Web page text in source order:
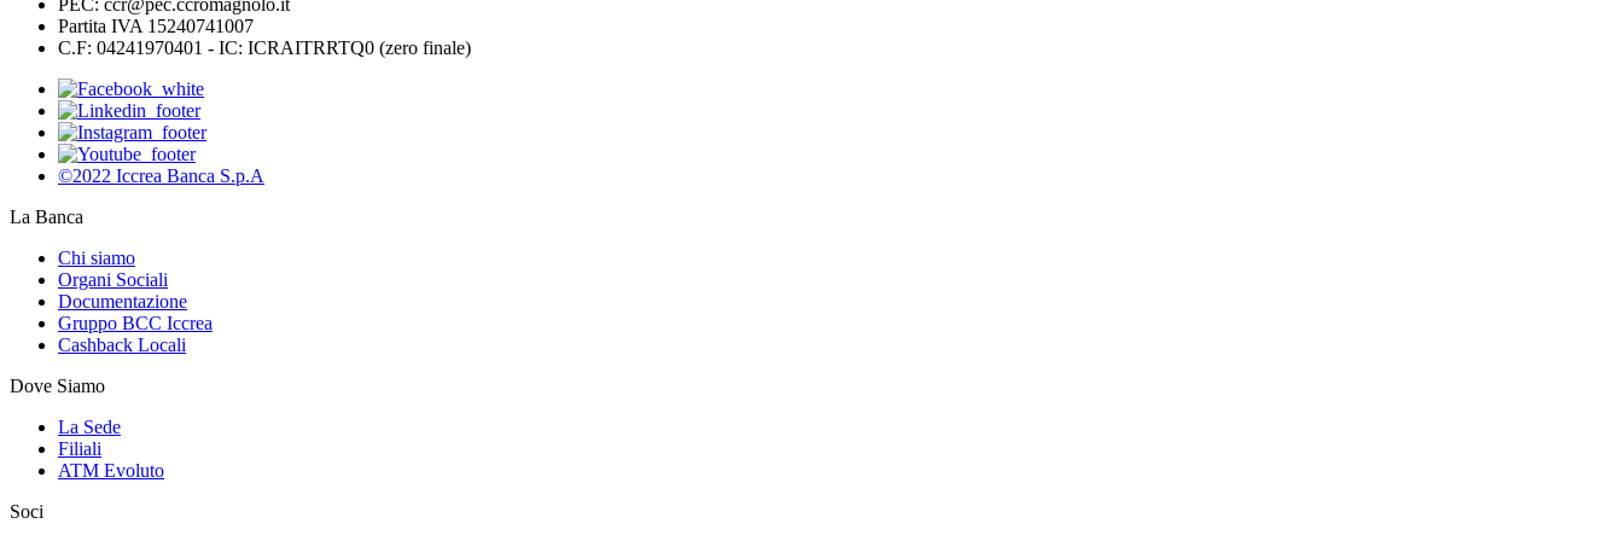
PEC: ccr@pec.ccromagnolo.it
Partita IVA 15240741007
C.F: 04241970401 - IC: ICRAITRRTQ0 (zero finale)
©2022 Iccrea Banca S.p.A
La Banca
Chi siamo
Organi Sociali
Documentazione
Gruppo BCC Iccrea
Cashback Locali
Dove Siamo
La Sede
Filiali
ATM Evoluto
Soci